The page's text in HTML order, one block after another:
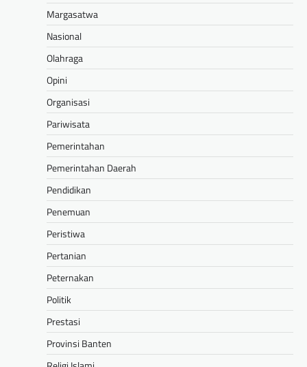
Margasatwa
Nasional
Olahraga
Opini
Organisasi
Pariwisata
Pemerintahan
Pemerintahan Daerah
Pendidikan
Penemuan
Peristiwa
Pertanian
Peternakan
Politik
Prestasi
Provinsi Banten